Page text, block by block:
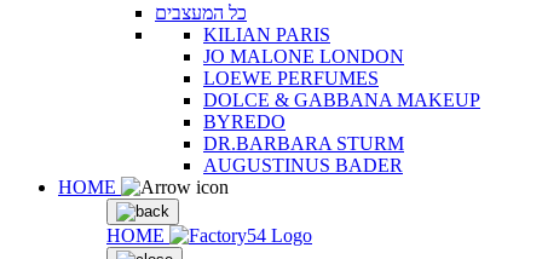
כל המעצבים
KILIAN PARIS
JO MALONE LONDON
LOEWE PERFUMES
DOLCE & GABBANA MAKEUP
BYREDO
DR.BARBARA STURM
AUGUSTINUS BADER
HOME
HOME